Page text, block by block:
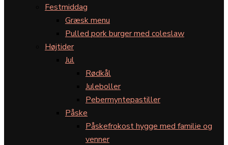
Festmiddag
Græsk menu
Pulled pork burger med coleslaw
Højtider
Jul
Rødkål
Juleboller
Pebermyntepastiller
Påske
Påskefrokost hygge med familie og
venner